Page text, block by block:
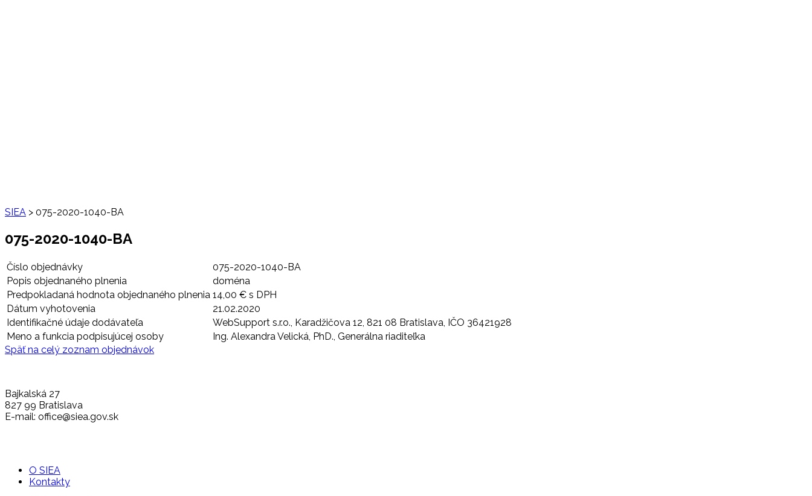
SIEA > 075-2020-1040-BA
075-2020-1040-BA
Číslo objednávky
075-2020-1040-BA
Popis objednaného plnenia
doména
Predpokladaná hodnota objednaného plnenia 14,00 € s DPH
Dátum vyhotovenia
21.02.2020
Identifikačné údaje dodávateľa
WebSupport s.r.o., Karadžičova 12, 821 08 Bratislava, IČO 36421928
Meno a funkcia podpisujúcej osoby
Ing. Alexandra Velická, PhD., Generálna riaditeľka
Späť na celý zoznam objednávok
Bajkalská 27
827 99 Bratislava
E-mail: office@siea.gov.sk
O SIEA
Kontakty